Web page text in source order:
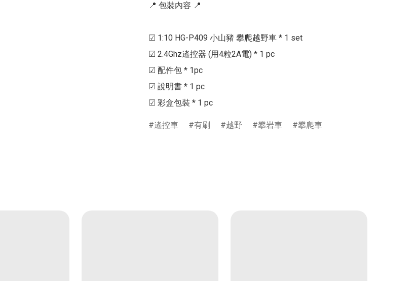
📍 包裝內容 📍
☑ 1:10 HG-P409 小山豬 攀爬越野車 * 1 set
☑ 2.4Ghz遙控器 (用4粒2A電) * 1 pc
☑ 配件包 * 1pc
☑ 說明書 * 1 pc
遙控車 有刷 越野 攀岩車 攀爬車